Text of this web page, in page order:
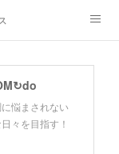
悩まされない
々を目指す！